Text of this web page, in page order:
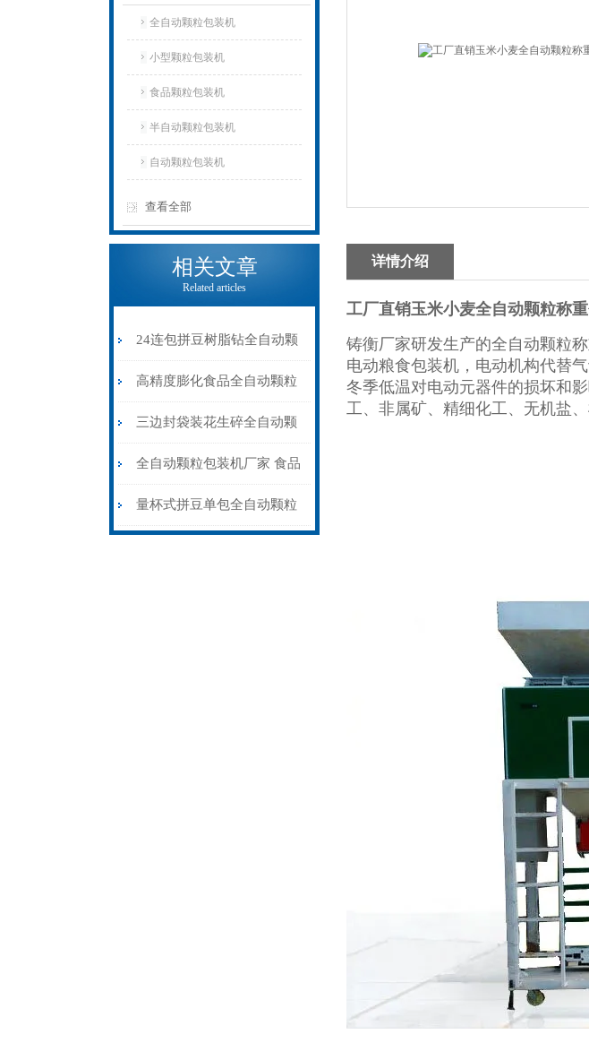
全自动颗粒包装机
小型颗粒包装机
食品颗粒包装机
半自动颗粒包装机
自动颗粒包装机
查看全部
相关文章
Related articles
24连包拼豆树脂钻全自动颗
粒包装机高精度防静电
高精度膨化食品全自动颗粒
包装机15-35克\包
三边封袋装花生碎全自动颗
粒包装机1000克\包
全自动颗粒包装机厂家 食品
大米小米白糖食盐包装机
量杯式拼豆单包全自动颗粒
详情介绍
工厂直销玉米小麦全自动颗粒称
铸衡厂家研发生产的全自动颗粒
电动粮食包装机，电动机构代替
冬季低温对电动元器件的损坏和
工、非属矿、精细化工、无机盐